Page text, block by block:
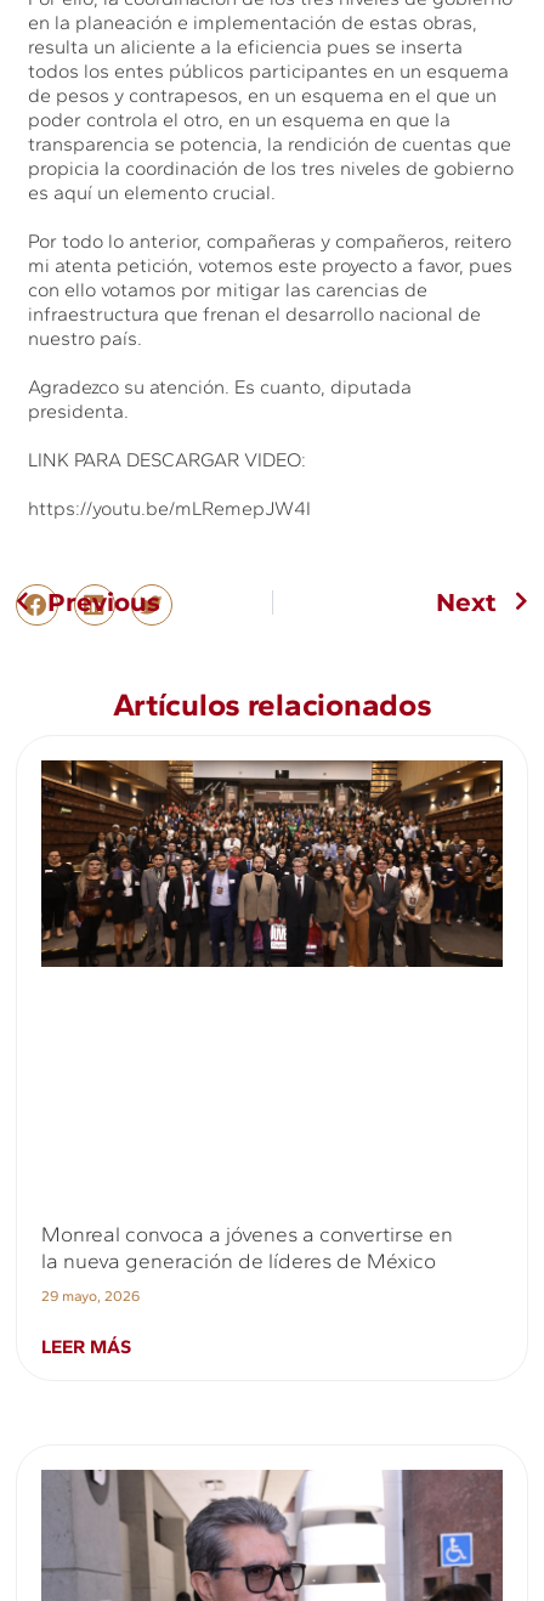
en la planeación e implementación de estas obras,
resulta un aliciente a la eficiencia pues se inserta
todos los entes públicos participantes en un esquema
de pesos y contrapesos, en un esquema en el que un
poder controla el otro, en un esquema en que la
transparencia se potencia, la rendición de cuentas que
propicia la coordinación de los tres niveles de gobierno
es aquí un elemento crucial.
Por todo lo anterior, compañeras y compañeros, reitero
mi atenta petición, votemos este proyecto a favor, pues
con ello votamos por mitigar las carencias de
infraestructura que frenan el desarrollo nacional de
nuestro país.
Agradezco su atención. Es cuanto, diputada
presidenta.
LINK PARA DESCARGAR VIDEO:
https://youtu.be/mLRemepJW4I
Previous Next
Artículos relacionados
Monreal convoca a jóvenes a convertirse en
la nueva generación de líderes de México
29 mayo, 2026
LEER MÁS